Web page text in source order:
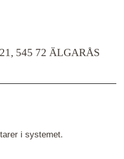
i systemet.
545 72 ÄLGARÅS